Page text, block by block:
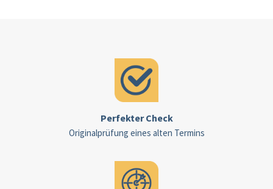
Perfekter Check
Originalprüfung eines alten Termins